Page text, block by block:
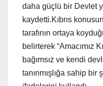
daha güçlü bir Devlet
kaydetti.Kıbrıs
tarafının ortaya
belirterek “Amacımız
bağımsız ve kendi
tanınmışlığa sahip bir